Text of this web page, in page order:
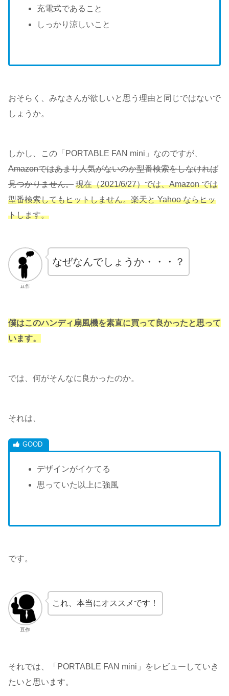
充電式であること
しっかり涼しいこと
おそらく、みなさんが欲しいと思う理由と同じではないで
しょうか。
しかし、この「PORTABLE FAN mini」なのですが、
Amazonではあまり人気がないのか型番検索をしなければ
見つかりません。 現在（2021/6/27）では、Amazon では
型番検索してもヒットしません。楽天と Yahoo ならヒッ
トします。
豆作
なぜなんでしょうか・・・？
僕はこのハンディ扇風機を素直に買って良かったと思って
います。
では、何がそんなに良かったのか。
それは、
デザインがイケてる
思っていた以上に強風
です。
豆作
これ、本当にオススメです！
それでは、「PORTABLE FAN mini」をレビューしていき
たいと思います。